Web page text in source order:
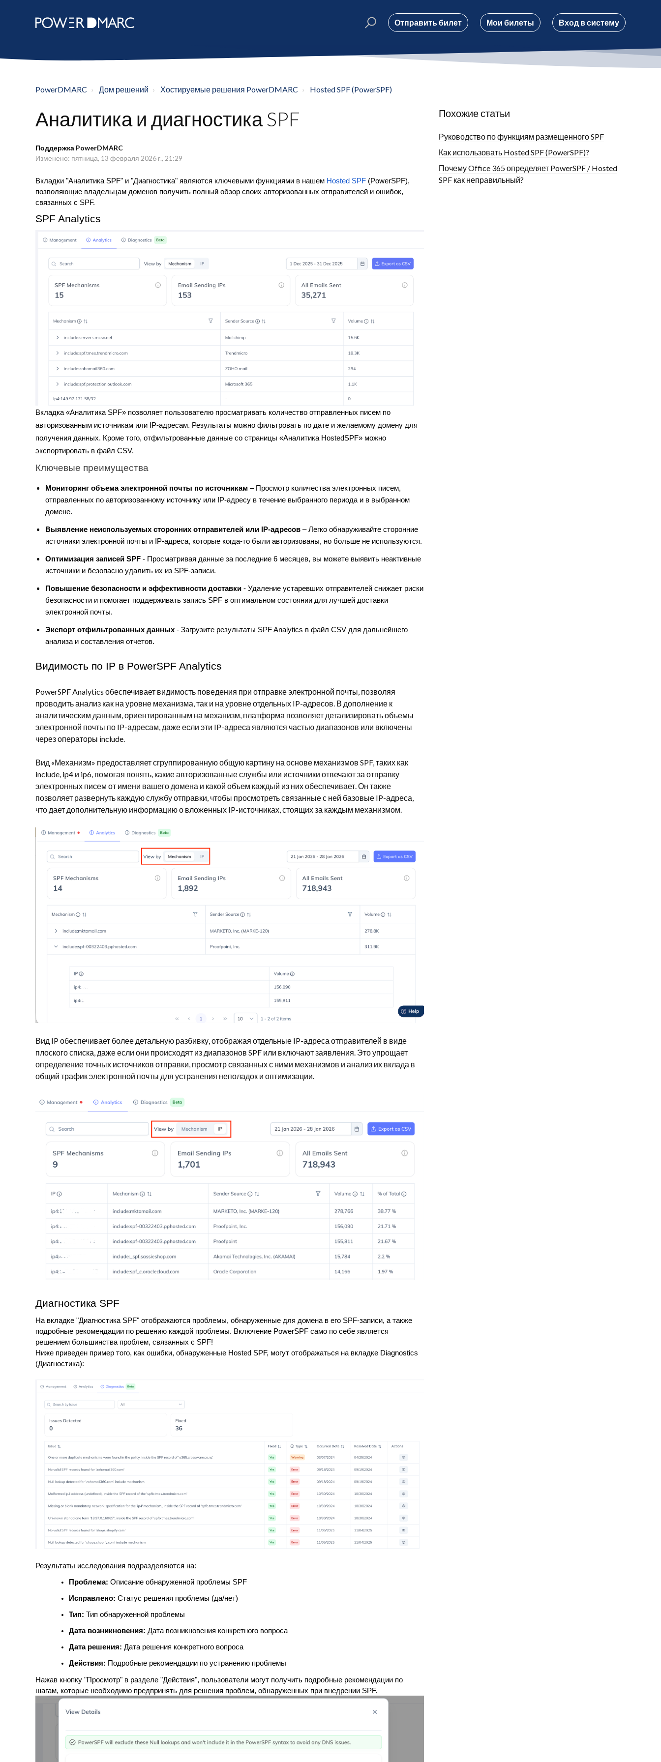
Отправить билет Мои билеты Вход в систему
PowerDMARC Дом решений Хостируемые решения PowerDMARC Hosted SPF (PowerSPF)
Аналитика и диагностика SPF
Поддержка PowerDMARC
Изменено: пятница, 13 февраля 2026 г., 21:29
Вкладки "Аналитика SPF" и "Диагностика" являются ключевыми функциями в нашем Hosted SPF (PowerSPF),
позволяющие владельцам доменов получить полный обзор своих авторизованных отправителей и ошибок,
связанных с SPF.
SPF Analytics
Вкладка «Аналитика SPF» позволяет пользователю просматривать количество отправленных писем по
авторизованным источникам или IP-адресам. Результаты можно фильтровать по дате и желаемому домену для
получения данных. Кроме того, отфильтрованные данные со страницы «Аналитика HostedSPF» можно
экспортировать в файл CSV.
Ключевые преимущества
Мониторинг объема электронной почты по источникам – Просмотр количества электронных писем,
отправленных по авторизованному источнику или IP-адресу в течение выбранного периода и в выбранном
домене.
Выявление неиспользуемых сторонних отправителей или IP-адресов – Легко обнаруживайте сторонние
источники электронной почты и IP-адреса, которые когда-то были авторизованы, но больше не используются.
Оптимизация записей SPF - Просматривая данные за последние 6 месяцев, вы можете выявить неактивные
источники и безопасно удалить их из SPF-записи.
Повышение безопасности и эффективности доставки - Удаление устаревших отправителей снижает риски
безопасности и помогает поддерживать запись SPF в оптимальном состоянии для лучшей доставки
электронной почты.
Экспорт отфильтрованных данных - Загрузите результаты SPF Analytics в файл CSV для дальнейшего
анализа и составления отчетов.
Видимость по IP в PowerSPF Analytics
PowerSPF Analytics обеспечивает видимость поведения при отправке электронной почты, позволяя
проводить анализ как на уровне механизма, так и на уровне отдельных IP-адресов. В дополнение к
аналитическим данным, ориентированным на механизм, платформа позволяет детализировать объемы
электронной почты по IP-адресам, даже если эти IP-адреса являются частью диапазонов или включены
через операторы include.
Вид «Механизм» предоставляет сгруппированную общую картину на основе механизмов SPF, таких как
include, ip4 и ip6, помогая понять, какие авторизованные службы или источники отвечают за отправку
электронных писем от имени вашего домена и какой объем каждый из них обеспечивает. Он также
позволяет развернуть каждую службу отправки, чтобы просмотреть связанные с ней базовые IP-адреса,
что дает дополнительную информацию о вложенных IP-источниках, стоящих за каждым механизмом.
Вид IP обеспечивает более детальную разбивку, отображая отдельные IP-адреса отправителей в виде
плоского списка, даже если они происходят из диапазонов SPF или включают заявления. Это упрощает
определение точных источников отправки, просмотр связанных с ними механизмов и анализ их вклада в
общий трафик электронной почты для устранения неполадок и оптимизации.
Диагностика SPF
На вкладке "Диагностика SPF" отображаются проблемы, обнаруженные для домена в его SPF-записи, а также
подробные рекомендации по решению каждой проблемы. Включение PowerSPF само по себе является
решением большинства проблем, связанных с SPF!
Ниже приведен пример того, как ошибки, обнаруженные Hosted SPF, могут отображаться на вкладке Diagnostics
(Диагностика):
Результаты исследования подразделяются на:
Проблема: Описание обнаруженной проблемы SPF
Исправлено: Статус решения проблемы (да/нет)
Тип: Тип обнаруженной проблемы
Дата возникновения: Дата возникновения конкретного вопроса
Дата решения: Дата решения конкретного вопроса
Действия: Подробные рекомендации по устранению проблемы
Нажав кнопку "Просмотр" в разделе "Действия", пользователи могут получить подробные рекомендации по
шагам, которые необходимо предпринять для решения проблем, обнаруженных при внедрении SPF.
Похожие статьи
Руководство по функциям размещенного SPF
Как использовать Hosted SPF (PowerSPF)?
Почему Office 365 определяет PowerSPF / Hosted
SPF как неправильный?